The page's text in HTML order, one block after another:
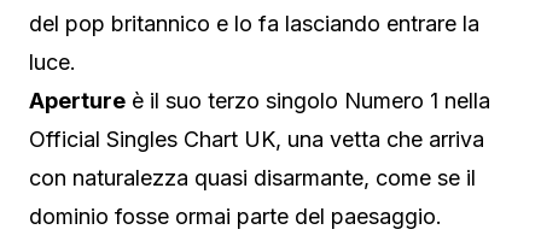
del pop britannico e lo fa lasciando entrare la
luce.
Aperture è il suo terzo singolo Numero 1 nella
Official Singles Chart UK, una vetta che arriva
con naturalezza quasi disarmante, come se il
dominio fosse ormai parte del paesaggio.